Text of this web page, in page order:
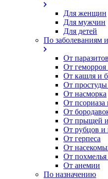
Для женщин
Для мужчин
Для детей
По заболеваниям
От паразитов
Oт геморроя
От кашля и
От
От насморка
Oт
От
От прыщей и
От рубцов и
От герпеса
От
От похмелья
От анемии
По назначению